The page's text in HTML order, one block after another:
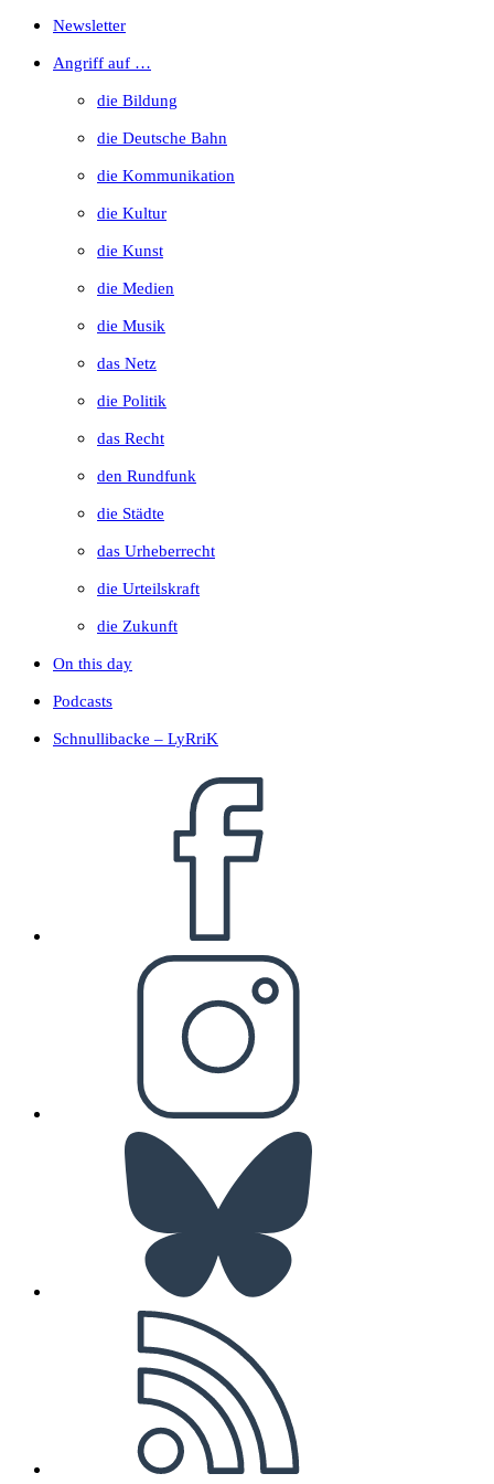
search
panel.
Newsletter
Angriff auf …
die Bildung
die Deutsche Bahn
die Kommunikation
die Kultur
die Kunst
die Medien
die Musik
das Netz
die Politik
das Recht
den Rundfunk
die Städte
das Urheberrecht
die Urteilskraft
die Zukunft
On this day
Podcasts
Schnullibacke – LyRriK